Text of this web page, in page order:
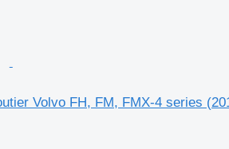
Volvo FH, FM, FMX-4 series